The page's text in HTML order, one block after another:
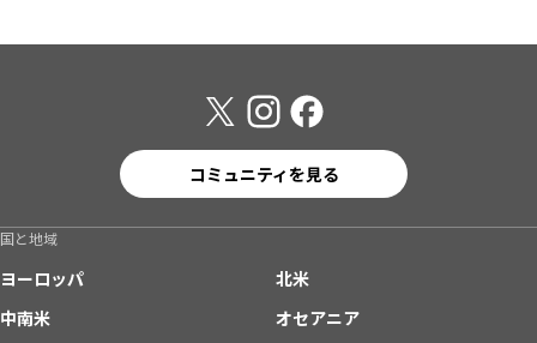
コミュニティを見る
国と地域
ヨーロッパ
北米
中南米
オセアニア